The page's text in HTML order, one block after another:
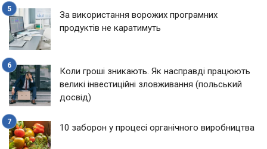
За використання ворожих програмних
продуктів не каратимуть
Коли гроші зникають. Як насправді працюють
великі інвестиційні зловживання (польський
досвід)
10 заборон у процесі органічного виробництва